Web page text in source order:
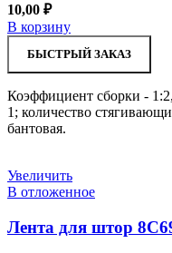
10,00 ₽
В корзину
БЫСТРЫЙ ЗАКАЗ
Коэффициент сборки -
1; количество
бантовая.
Увеличить
В отложенное
Лента для штор